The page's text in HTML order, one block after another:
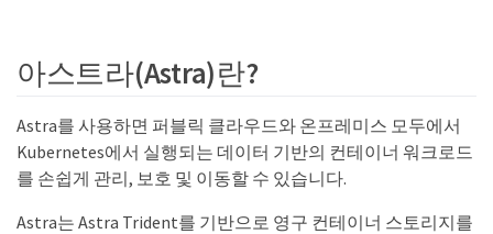
아스트라(Astra)란?
Astra를 사용하면 퍼블릭 클라우드와 온프레미스 모두에서
Kubernetes에서 실행되는 데이터 기반의 컨테이너 워크로드
를 손쉽게 관리, 보호 및 이동할 수 있습니다.
Astra는 Astra Trident를 기반으로 영구 컨테이너 스토리지를